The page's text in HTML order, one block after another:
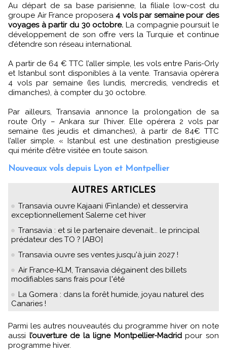
Au départ de sa base parisienne, la filiale low-cost du
groupe Air France proposera4 vols par semaine pour des
voyages à partir du 30 octobre. La compagnie poursuit le
développement de son offre vers la Turquie et continue
d’étendre son réseau international.
A partir de 64 € TTC l’aller simple, les vols entre Paris-Orly
et Istanbul sont disponibles à la vente. Transavia opèrera
4 vols par semaine (les lundis, mercredis, vendredis et
dimanches), à compter du 30 octobre.
Par ailleurs, Transavia annonce la prolongation de sa
route Orly – Ankara sur l’hiver. Elle opérera 2 vols par
semaine (les jeudis et dimanches), à partir de 84€ TTC
l’aller simple. « Istanbul est une destination prestigieuse
qui mérite d’être visitée en toute saison.
Nouveaux vols depuis Lyon et Montpellier
AUTRES ARTICLES
Transavia ouvre Kajaani (Finlande) et desservira
exceptionnellement Salerne cet hiver
Transavia : et si le partenaire devenait... le principal
prédateur des TO ? [ABO]
Transavia ouvre ses ventes jusqu'à juin 2027 !
Air France-KLM, Transavia dégainent des billets
modifiables sans frais pour l'été
La Gomera : dans la forêt humide, joyau naturel des
Canaries !
Parmi les autres nouveautés du programme hiver on note
aussi l’ouverture de la ligne Montpellier-Madridpour son
programme hiver.